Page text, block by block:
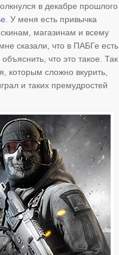
в декабре прошлого
У меня есть привычка
магазинам и всему
сказали, что в ПАБГе есть
что это такое. Так
которым сложно вкурить,
и таких премудростей